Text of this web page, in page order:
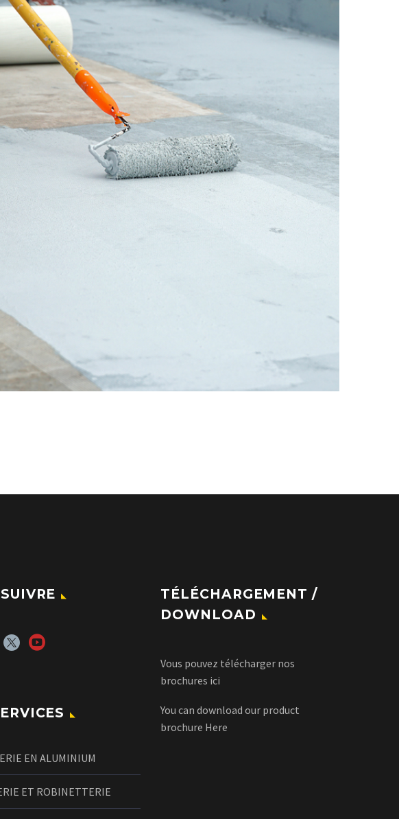
TÉLÉCHARGEMENT /
DOWNLOAD
Vous pouvez télécharger nos
brochures ici
You can download our product
brochure Here
EN ALUMINIUM
ET ROBINETTERIE